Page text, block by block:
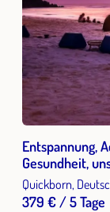
Entspannung,
Gesundheit,
Quickborn,
379 € / 5 Tage